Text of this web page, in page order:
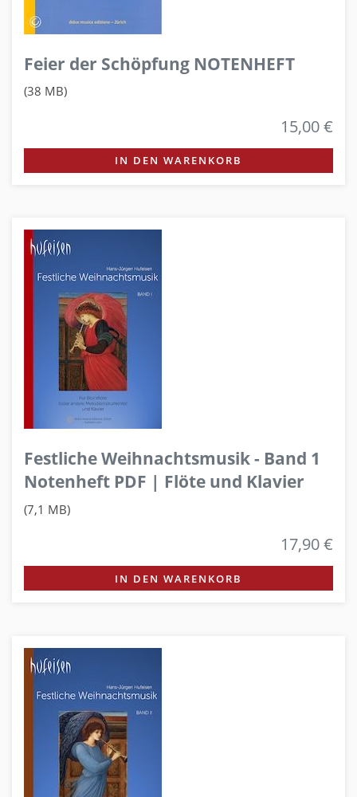
Feier der Schöpfung NOTENHEFT
(38 MB)
15,00 €
IN DEN WARENKORB
Festliche Weihnachtsmusik - Band 1
Notenheft PDF | Flöte und Klavier
(7,1 MB)
17,90 €
IN DEN WARENKORB